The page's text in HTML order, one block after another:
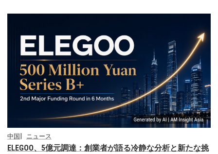
中国 ニュース
ELEGOO、5億元調達：創業者が語る冷静な分析と新たな挑